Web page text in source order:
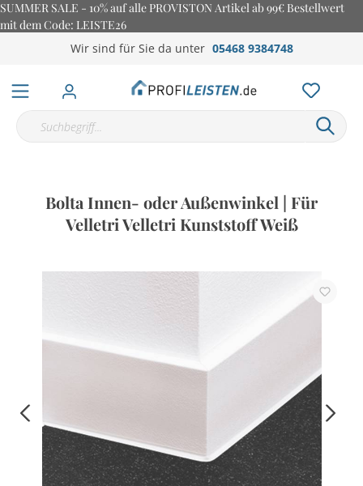
SUMMER SALE - 10% auf alle PROVISTON Artikel ab 99€ Bestellwert
mit dem Code: LEISTE26
Wir sind für Sie da unter 05468 9384748
Bolta Innen- oder Außenwinkel | Für
Velletri Velletri Kunststoff Weiß